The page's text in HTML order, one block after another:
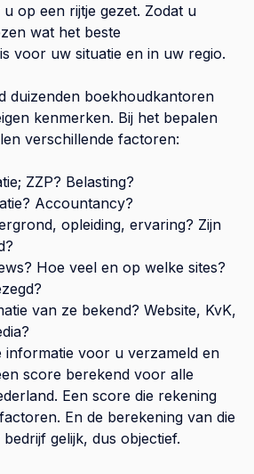
op een rijtje gezet. Zodat u
wat het beste
voor uw situatie en in uw regio.
duizenden boekhoudkantoren
kenmerken. Bij het bepalen
verschillende factoren:
ZZP? Belasting?
Accountancy?
opleiding, ervaring? Zijn
Hoe veel en op welke sites?
van ze bekend? Website, KvK,
informatie voor u verzameld en
score berekend voor alle
Een score die rekening
En de berekening van die
gelijk, dus objectief.